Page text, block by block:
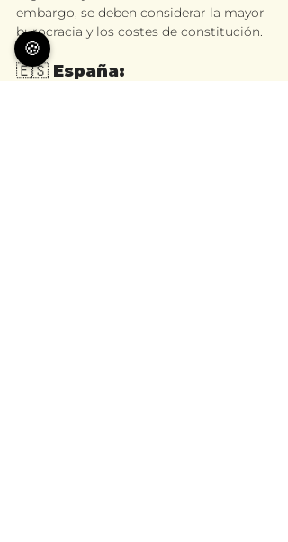
embargo, se deben considerar la mayor
burocracia y los costes de constitución.
🇪🇸 España:
🍪